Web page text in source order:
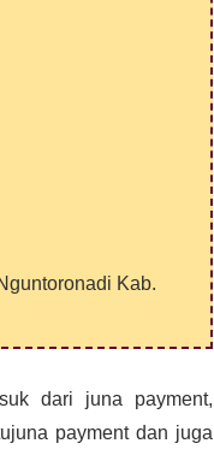
Kab.
dari juna payment,
payment dan juga